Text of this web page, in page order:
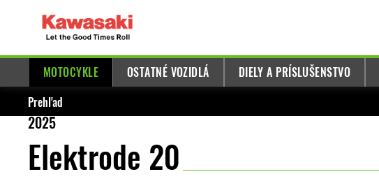
MOTOCYKLE OSTATNÉ VOZIDLÁ DIELY A PRÍSLUŠENSTVO
Prehľad
2025
Elektrode 20